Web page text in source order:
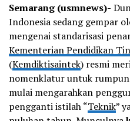
Semarang (usmnews)-
Indonesia sedang gempar
mengenai standarisasi
Kementerian Pendidikan
(Kemdiktisaintek) resmi
nomenklatur untuk
mulai mengarahkan
pengganti istilah “Teknik”